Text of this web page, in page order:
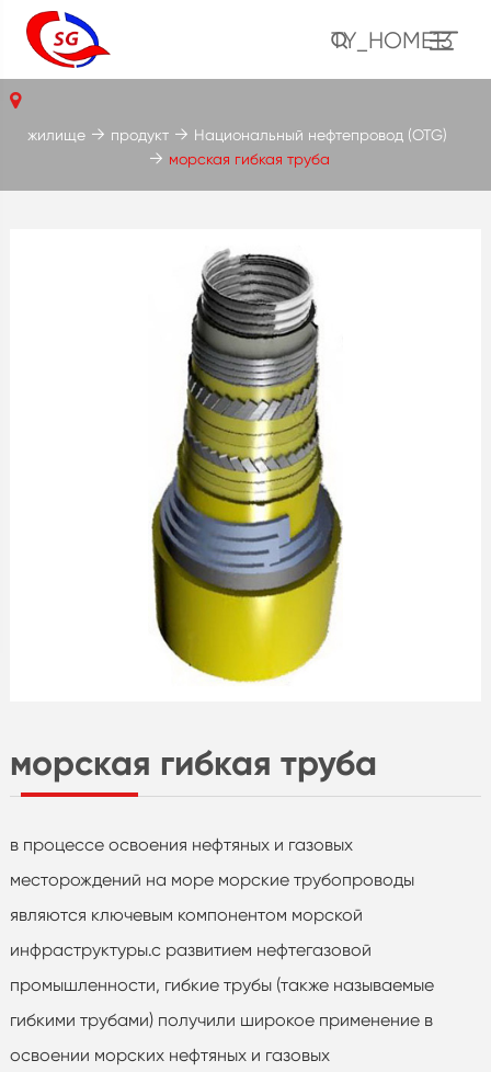
TY_HOME13
морская гибкая труба
в процессе освоения нефтяных и газовых
месторождений на море морские трубопроводы
являются ключевым компонентом морской
инфраструктуры.с развитием нефтегазовой
промышленности, гибкие трубы (также называемые
гибкими трубами) получили широкое применение в
освоении морских нефтяных и газовых
жилище продукт
Национальный нефтепровод (OTG)
морская гибкая труба